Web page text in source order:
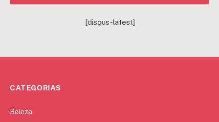
[disqus-latest]
CATEGORIAS
Beleza